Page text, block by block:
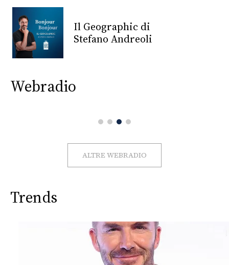
CONSIGLIA
Il Geographic di
Stefano Andreoli
Webradio
ALTRE WEBRADIO
Trends